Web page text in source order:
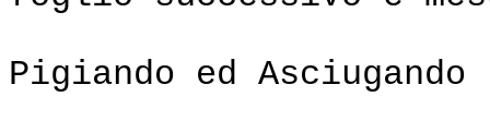
Pigiando ed Asciugando